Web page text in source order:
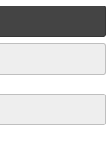
Makita